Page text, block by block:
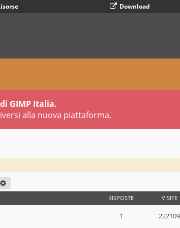
Download
GIMP Italia.
alla nuova piattaforma.
RISPOSTE VISITE
1 222109